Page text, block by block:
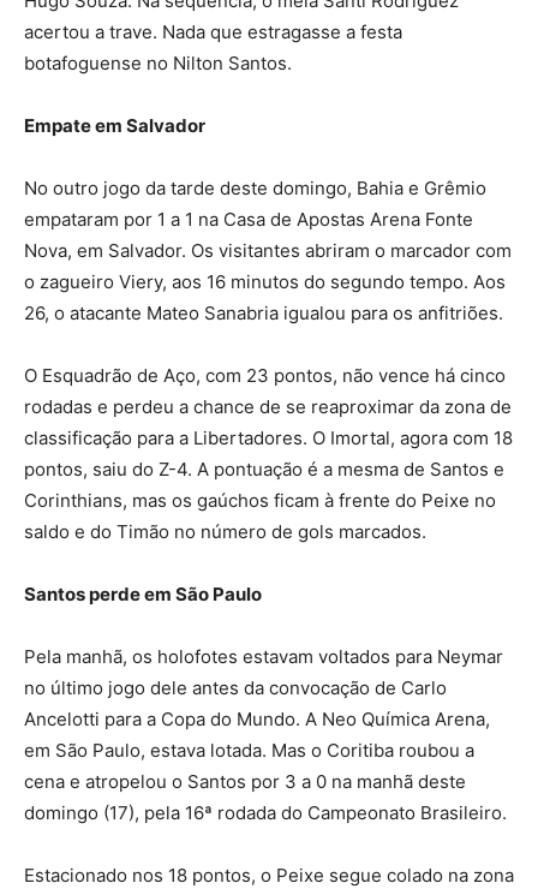
acertou a trave. Nada que estragasse a festa
botafoguense no Nilton Santos.
Empate em Salvador
No outro jogo da tarde deste domingo, Bahia e Grêmio
empataram por 1 a 1 na Casa de Apostas Arena Fonte
Nova, em Salvador. Os visitantes abriram o marcador com
o zagueiro Viery, aos 16 minutos do segundo tempo. Aos
26, o atacante Mateo Sanabria igualou para os anfitriões.
O Esquadrão de Aço, com 23 pontos, não vence há cinco
rodadas e perdeu a chance de se reaproximar da zona de
classificação para a Libertadores. O Imortal, agora com 18
pontos, saiu do Z-4. A pontuação é a mesma de Santos e
Corinthians, mas os gaúchos ficam à frente do Peixe no
saldo e do Timão no número de gols marcados.
Santos perde em São Paulo
Pela manhã, os holofotes estavam voltados para Neymar
no último jogo dele antes da convocação de Carlo
Ancelotti para a Copa do Mundo. A Neo Química Arena,
em São Paulo, estava lotada. Mas o Coritiba roubou a
cena e atropelou o Santos por 3 a 0 na manhã deste
domingo (17), pela 16ª rodada do Campeonato Brasileiro.
Estacionado nos 18 pontos, o Peixe segue colado na zona